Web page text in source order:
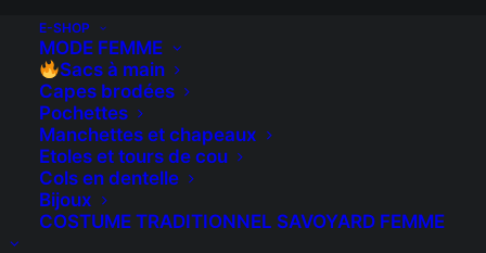
E-SHOP
MODE FEMME
Sacs à main
Capes brodées
Pochettes
Manchettes et chapeaux
Etoles et tours de cou
Cols en dentelle
Bijoux
COSTUME TRADITIONNEL SAVOYARD FEMME